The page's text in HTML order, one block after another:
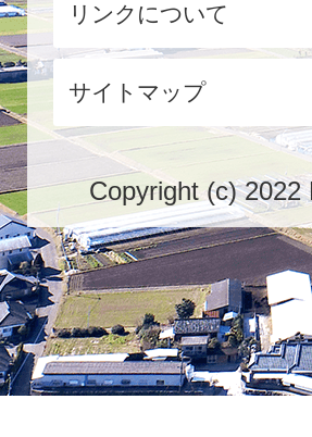
リンクについて
サイトマップ
Copyright (c) 2022